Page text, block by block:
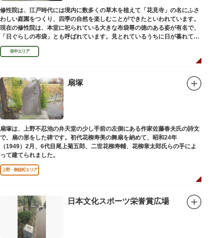
修性院は、江戸時代には境内に数多くの草木を植えて「花見寺」の名にふさ
わしい庭園をつくり、四季の自然を楽しむことができたといわれています。
現在の修性院は、本堂に祀られている大きな布袋尊の徳のある姿が有名で、
「日ぐらしの布袋」とも呼ばれています。見とれているうちに日が暮れてし
まった、という言い伝えです。
谷中エリア
扇塚
扇塚は、上野不忍池の弁天堂の少し手前の左側にある作家佐藤春夫氏の詩文
で、扇の形をした碑です。初代花柳寿美の舞扇を納めて、昭和24年
（1949）2月、6代目尾上菊五郎、二世花柳寿輔、花柳章太郎氏らの手によ
って建てられました。
上野・御徒町エリア
日本文化スポーツ栄誉賞広場